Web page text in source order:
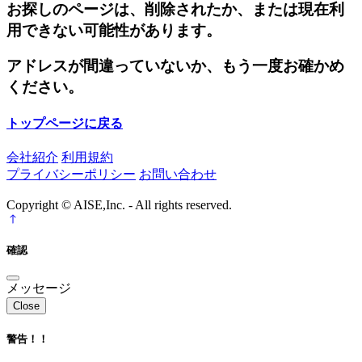
お探しのページは、削除されたか、または現在利
用できない可能性があります。
アドレスが間違っていないか、もう一度お確かめ
ください。
トップページに戻る
会社紹介 利用規約
プライバシーポリシー お問い合わせ
Copyright © AISE,Inc. - All rights reserved.
確認
メッセージ
Close
警告！！